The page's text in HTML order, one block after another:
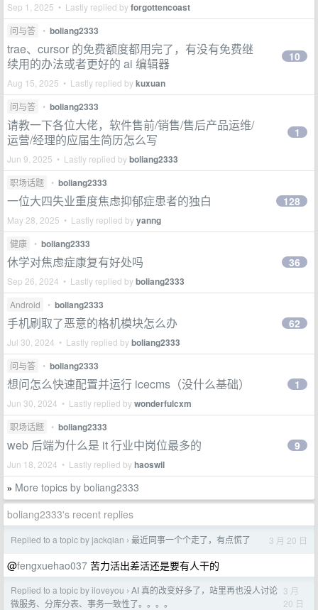
Sep 1, 2025 • Lastly replied byforgottencoast
问与答 • boliang2333
trae、cursor 的免费额度都用完了，有没有免费继
续用的办法或者更好的 ai 编辑器
Aug 15, 2025 • Lastly replied bykuxuan
10
问与答 • boliang2333
请教一下各位大佬，软件售前/销售/售后产品运维/
运营/经理的应届生简历怎么写
Jun 9, 2025 • Lastly replied byboliang2333
1
职场话题 • boliang2333
一位大四失业重度焦虑抑郁症患者的独白
May 28, 2025 • Lastly replied byyanng
128
健康 • boliang2333
休学对焦虑症康复有好处吗
Sep 26, 2024 • Lastly replied byboliang2333
36
Android • boliang2333
手机刷取了恶意的格机模块怎么办
Jul 30, 2024 • Lastly replied byboliang2333
62
问与答 • boliang2333
想问怎么快速配置并运行 icecms（没什么基础）
Jun 30, 2024 • Lastly replied bywonderfulcxm
1
职场话题 • boliang2333
web 后端为什么是 it 行业中岗位最多的
Jun 18, 2024 • Lastly replied byhaoswil
9
» More topics by boliang2333
boliang2333's recent replies
Replied to a topic by jackqian › 最近同事一个个走了，有点慌了 3 月 20 日
@fengxuehao037 苦力活出差活还是要有人干的
Replied to a topic by iloveyou › AI 真的改变好多了，站里再也没人讨论
微服务、分库分表、事务一致性了。。。。
3 月
20 日